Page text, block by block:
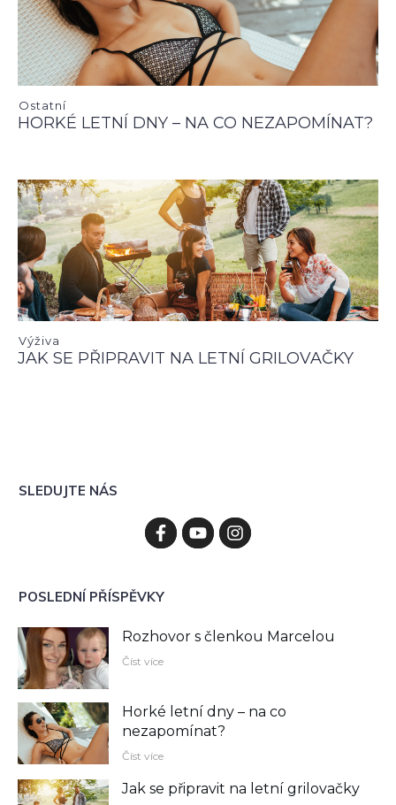
Ostatní
HORKÉ LETNÍ DNY – NA CO NEZAPOMÍNAT?
Výživa
JAK SE PŘIPRAVIT NA LETNÍ GRILOVAČKY
SLEDUJTE NÁS
POSLEDNÍ PŘÍSPĚVKY
Rozhovor s členkou Marcelou
Číst více
Horké letní dny – na co
nezapomínat?
Číst více
Jak se připravit na letní grilovačky